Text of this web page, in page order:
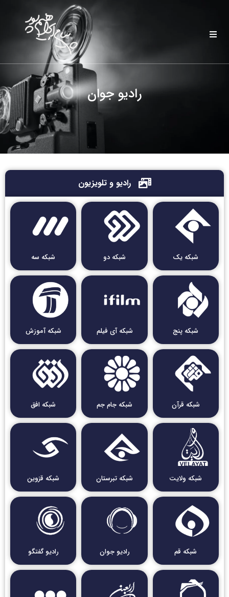
رادیو جوان
رادیو و تلویزیون
شبکه یک شبکه دو شبکه سه
شبکه پنج شبکه آی فیلم شبکه آموزش
شبکه قرآن شبکه جام جم شبکه افق
شبکه ولایت شبکه تبرستان شبکه قزوین
شبکه قم رادیو جوان رادیو گفتگو